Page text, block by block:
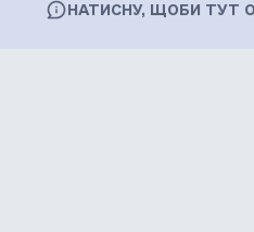
НАТИСНУ, ЩОБИ ТУТ